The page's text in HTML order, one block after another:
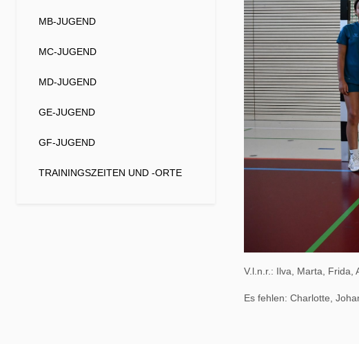
MB-JUGEND
MC-JUGEND
MD-JUGEND
GE-JUGEND
GF-JUGEND
TRAININGSZEITEN UND -ORTE
V.l.n.r.: Ilva, Marta, Frida,
Es fehlen: Charlotte,